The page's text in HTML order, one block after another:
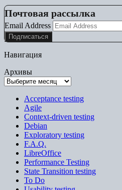
Почтовая рассылка
Email Address
Навигация
Архивы
Acceptance testing
Agile
Context-driven testing
Debian
Exploratory testing
F.A.Q.
LibreOffice
Performance Testing
State Transition testing
To Do